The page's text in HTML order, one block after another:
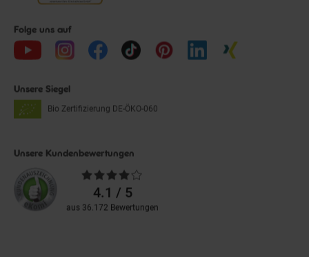
Folge uns auf
Unsere Siegel
Bio Zertifizierung DE-ÖKO-060
Unsere Kundenbewertungen
Durchschnittliche
Bewertungen4.1 / 5
aus 36.172 Bewertungen